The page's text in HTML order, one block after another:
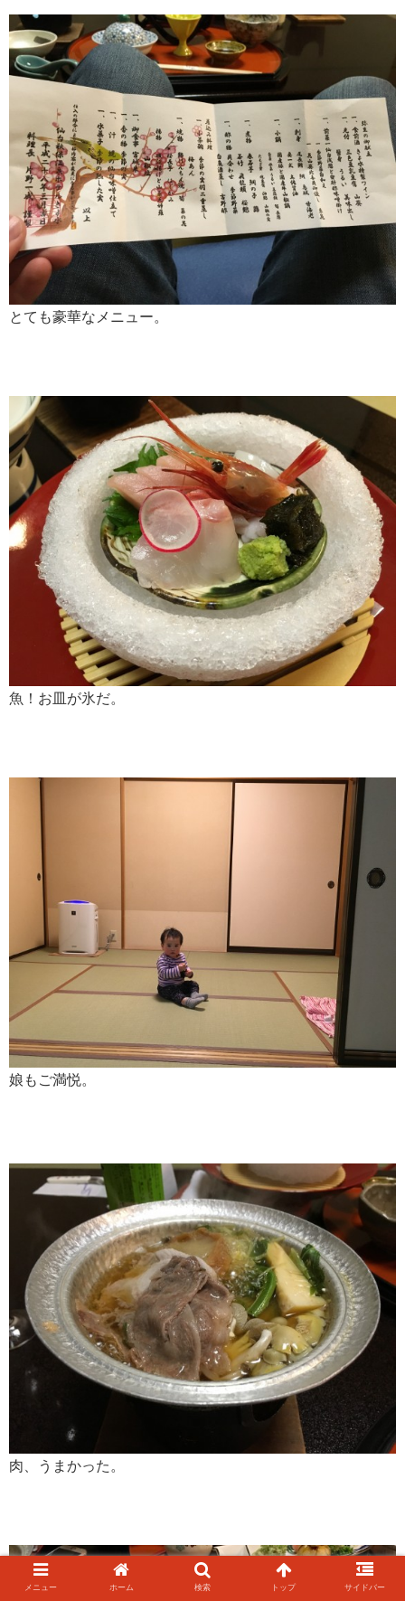
とても豪華なメニュー。
魚！お皿が氷だ。
娘もご満悦。
肉、うまかった。
メニュー ホーム 検索 トップ サイドバー